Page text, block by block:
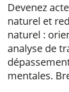
Devenez
naturel et
naturel :
analyse de
mentales.